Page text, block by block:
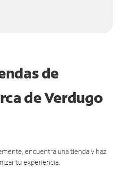
de
deVerdugo
encuentra una tienda y haz
tu experiencia.